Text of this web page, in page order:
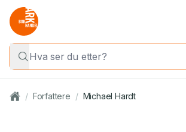
/ Forfattere / Michael Hardt